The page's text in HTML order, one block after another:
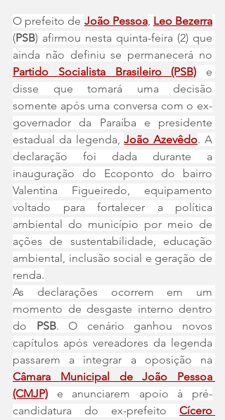
O prefeito de João Pessoa, Leo Bezerra
(PSB) afirmou nesta quinta-feira (2) que
Partido Socialista Brasileiro (PSB) e
disse que tomará uma decisão
somente após uma conversa com o ex-
governador da Paraíba e presidente
estadual da legenda, João Azevêdo. A
declaração foi dada durante a
inauguração do Ecoponto do bairro
Valentina Figueiredo, equipamento
voltado para fortalecer a política
ambiental do município por meio de
ações de sustentabilidade, educação
ambiental, inclusão social e geração de
renda.
As declarações ocorrem em um
momento de desgaste interno dentro
do PSB. O cenário ganhou novos
capítulos após vereadores da legenda
Câmara Municipal de João Pessoa
(CMJP) e anunciarem apoio à pré-
candidatura do ex-prefeito Cícero